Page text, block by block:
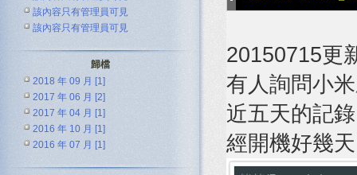
20150715更
有人詢問小
近五天的記
經開機好幾
該內容只有管理員可見
該內容只有管理員可見
歸檔
2018 年 09 月 [1]
2017 年 06 月 [2]
2017 年 04 月 [1]
2016 年 10 月 [1]
2016 年 07 月 [1]